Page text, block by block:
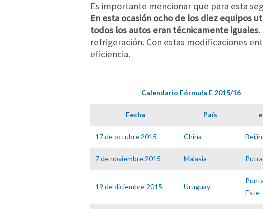
Es importante mencionar que para esta
En esta ocasión ocho de los diez equipos
todos los autos eran técnicamente iguales.
refrigeración. Con estas modificaciones
eficiencia.
Calendario Fórmula E 2015/16
Fecha País
17 de octubre 2015 China
7 de noviembre 2015 Malasia
19 de diciembre 2015 Uruguay
Este